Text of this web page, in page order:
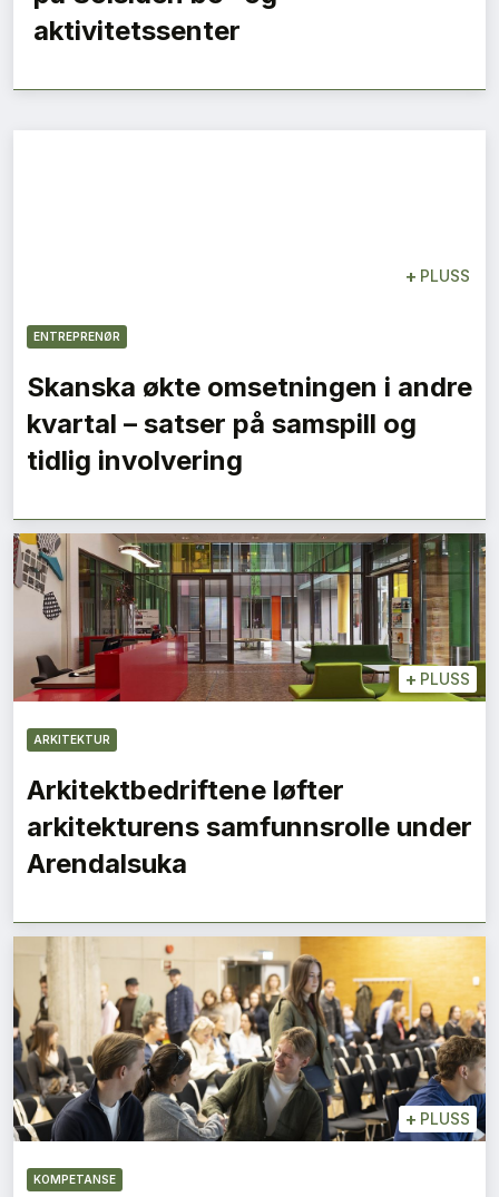
aktivitetssenter
+ PLUSS
ENTREPRENØR
Skanska økte omsetningen i andre
kvartal – satser på samspill og
tidlig involvering
+ PLUSS
ARKITEKTUR
Arkitektbedriftene løfter
arkitekturens samfunnsrolle under
Arendalsuka
+ PLUSS
KOMPETANSE